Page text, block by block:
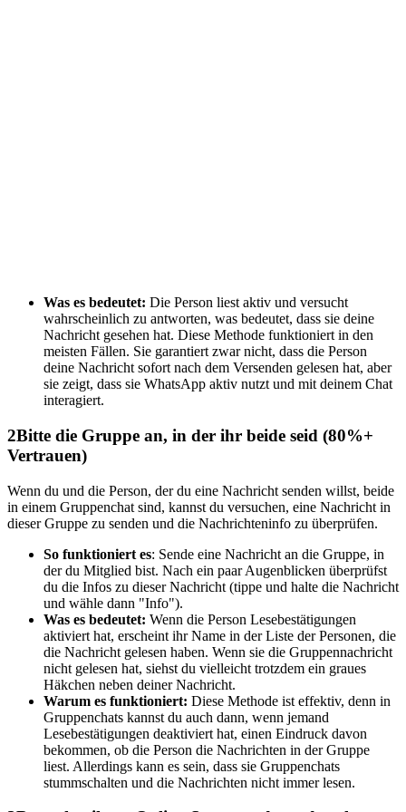
Was es bedeutet: Die Person liest aktiv und versucht
wahrscheinlich zu antworten, was bedeutet, dass sie deine
Nachricht gesehen hat. Diese Methode funktioniert in den
meisten Fällen. Sie garantiert zwar nicht, dass die Person
deine Nachricht sofort nach dem Versenden gelesen hat, aber
sie zeigt, dass sie WhatsApp aktiv nutzt und mit deinem Chat
interagiert.
2Bitte die Gruppe an, in der ihr beide seid (80%+
Vertrauen)
Wenn du und die Person, der du eine Nachricht senden willst, beide
in einem Gruppenchat sind, kannst du versuchen, eine Nachricht in
dieser Gruppe zu senden und die Nachrichteninfo zu überprüfen.
So funktioniert es: Sende eine Nachricht an die Gruppe, in
der du Mitglied bist. Nach ein paar Augenblicken überprüfst
du die Infos zu dieser Nachricht (tippe und halte die Nachricht
und wähle dann "Info").
Was es bedeutet: Wenn die Person Lesebestätigungen
aktiviert hat, erscheint ihr Name in der Liste der Personen, die
die Nachricht gelesen haben. Wenn sie die Gruppennachricht
nicht gelesen hat, siehst du vielleicht trotzdem ein graues
Häkchen neben deiner Nachricht.
Warum es funktioniert: Diese Methode ist effektiv, denn in
Gruppenchats kannst du auch dann, wenn jemand
Lesebestätigungen deaktiviert hat, einen Eindruck davon
bekommen, ob die Person die Nachrichten in der Gruppe
liest. Allerdings kann es sein, dass sie Gruppenchats
stummschalten und die Nachrichten nicht immer lesen.